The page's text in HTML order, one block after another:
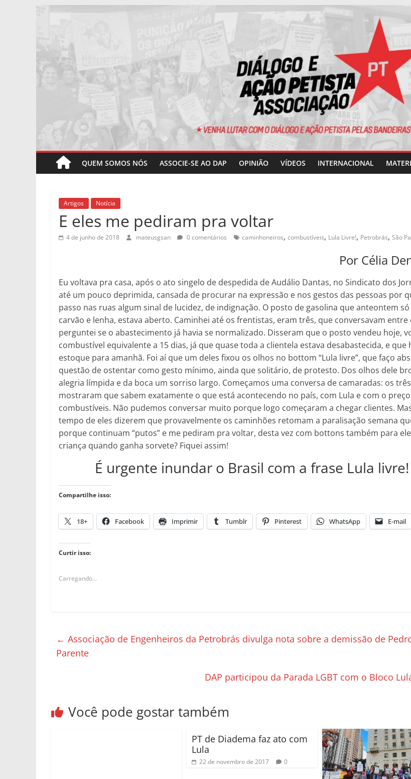
Pular
conteúdo
QUEM SOMOS NÓS ASSOCIE-SE AO DAP OPINIÃO VÍDEOS INTERNACIONAL
Artigos Notícia
E eles me pediram pra voltar
4 de junho de 2018 mateusgsan 0 comentários caminhoneiros, combustíveis, Lula Livre!, Petrobrás, São
Por Célia
Eu voltava pra casa, após o ato singelo de despedida de Audálio Dantas, no Sindicato dos
até um pouco deprimida, cansada de procurar na expressão e nos gestos das pessoas por
passo nas ruas algum sinal de lucidez, de indignação. O posto de gasolina que anteontem
carvão e lenha, estava aberto. Caminhei até os frentistas, eram três, que conversavam entre
perguntei se o abastecimento já havia se normalizado. Disseram que o posto vendeu hoje,
combustível equivalente a 15 dias, já que quase toda a clientela estava desabastecida, e que
estoque para amanhã. Foi aí que um deles fixou os olhos no bottom “Lula livre”, que faço
questão de ostentar como gesto mínimo, ainda que solitário, de protesto. Dos olhos dele
alegria límpida e da boca um sorriso largo. Começamos uma conversa de camaradas: os três
mostraram que sabem exatamente o que está acontecendo no país, com Lula e com o
combustíveis. Não pudemos conversar muito porque logo começaram a chegar clientes.
tempo de eles dizerem que provavelmente os caminhões retomam a paralisação semana
porque continuam “putos” e me pediram pra voltar, desta vez com bottons também para
criança quando ganha sorvete? Fiquei assim!
É urgente inundar o Brasil com a frase Lula livre!
Compartilhe isso:
18+ Facebook Imprimir Tumblr Pinterest WhatsApp E-mail
Curtir isso:
Carregando...
← Associação de Engenheiros da Petrobrás divulga nota sobre a demissão de
Parente
DAP participou da Parada LGBT com o Bloco
Você pode gostar também
PT de Diadema faz ato com
Lula
22 de novembro de 2017 0